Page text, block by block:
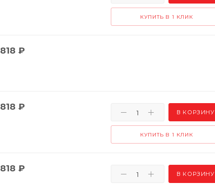
КУПИТЬ В 1 КЛИК
818 ₽
818 ₽
В КОРЗИНУ
КУПИТЬ В 1 КЛИК
818 ₽
В КОРЗИНУ